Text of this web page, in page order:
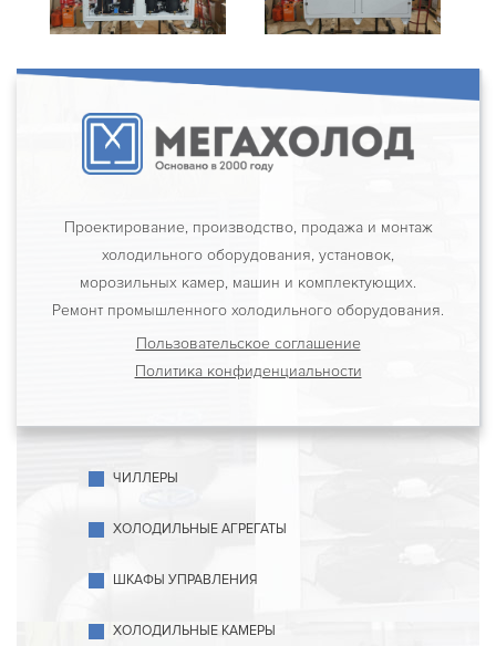
Проектирование, производство, продажа и монтаж
холодильного оборудования, установок,
морозильных камер, машин и комплектующих.
Ремонт промышленного холодильного оборудования.
Пользовательское соглашение
Политика конфиденциальности
ЧИЛЛЕРЫ
ХОЛОДИЛЬНЫЕ АГРЕГАТЫ
ШКАФЫ УПРАВЛЕНИЯ
ХОЛОДИЛЬНЫЕ КАМЕРЫ